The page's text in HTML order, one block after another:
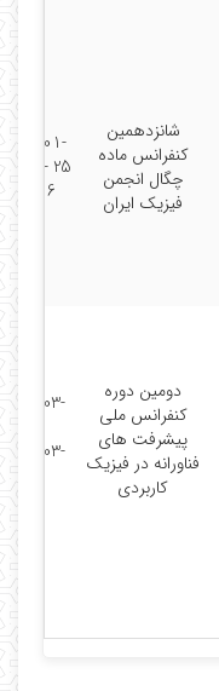
شانزدهمین
کنفرانس ماده
چگال انجمن
فیزیک ایران
2023-01-
01-26
دومین دوره
کنفرانس ملی
پیشرفت های
فناورانه در فیزیک
کاربردی
2023-03-
2023-03-